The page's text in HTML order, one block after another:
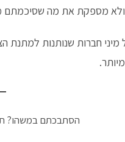
ולא מספקת את מה שסיכמתם
מיני חברות שנותנות למתנת
הסתבכתם במשהו?